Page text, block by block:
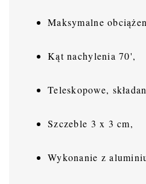
Maksymalne
Kąt nachylenia 70',
Teleskopowe,
Szczeble 3 x 3 cm,
Wykonanie z